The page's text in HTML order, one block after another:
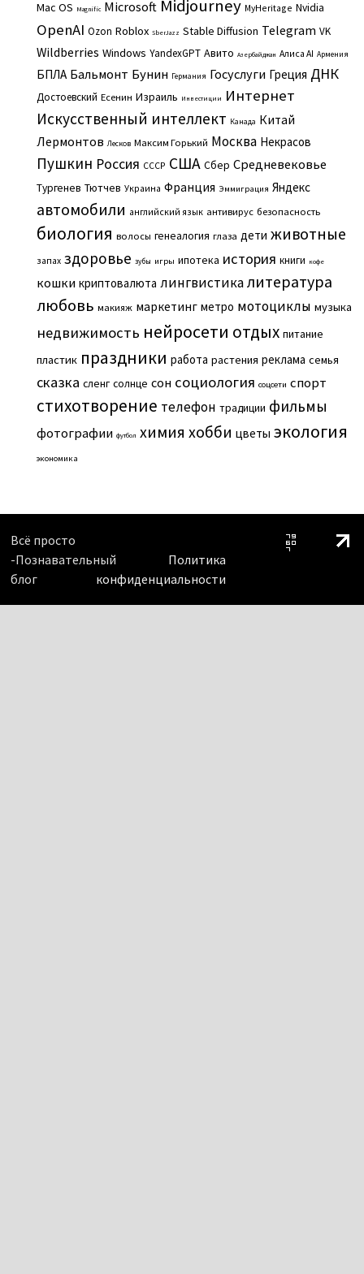
Mac OS Magnific Microsoft Midjourney MyHeritage Nvidia
OpenAI Ozon Roblox SberJazz Stable Diffusion Telegram VK
Wildberries Windows YandexGPT Авито Азербайджан Алиса AI Армения
БПЛА Бальмонт Бунин Германия Госуслуги Греция ДНК
Достоевский Есенин Израиль Инвестиции Интернет
Искусственный интеллект Канада Китай
Лермонтов Лесков Максим Горький Москва Некрасов
Пушкин Россия СССР США Сбер Средневековье
Тургенев Тютчев Украина Франция Эммиграция Яндекс
автомобили английский язык антивирус безопасность
биология волосы генеалогия глаза дети животные
запах здоровье зубы игры ипотека история книги кофе
кошки криптовалюта лингвистикалитература
любовь макияж маркетинг метро мотоциклы музыка
недвижимость нейросети отдых питание
пластик праздники работа растения реклама семья
сказка сленг солнце сон социология соцсети спорт
стихотворение телефон традиции фильмы
фотографии футбол химия хобби цветы экология
экономика
Всё просто
-Познавательный
блог
Политика
конфиденциальности